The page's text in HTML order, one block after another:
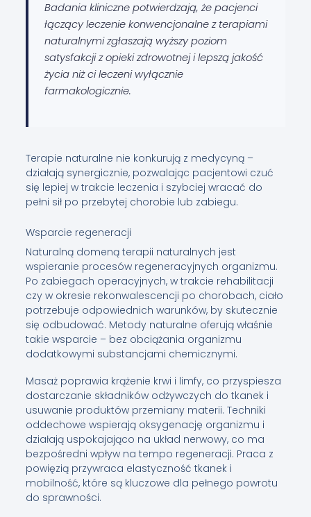
Badania kliniczne potwierdzają, że pacjenci
łączący leczenie konwencjonalne z terapiami
naturalnymi zgłaszają wyższy poziom
satysfakcji z opieki zdrowotnej i lepszą jakość
życia niż ci leczeni wyłącznie
farmakologicznie.
Terapie naturalne nie konkurują z medycyną –
działają synergicznie, pozwalając pacjentowi czuć
się lepiej w trakcie leczenia i szybciej wracać do
pełni sił po przebytej chorobie lub zabiegu.
Wsparcie regeneracji
Naturalną domeną terapii naturalnych jest
wspieranie procesów regeneracyjnych organizmu.
Po zabiegach operacyjnych, w trakcie rehabilitacji
czy w okresie rekonwalescencji po chorobach, ciało
potrzebuje odpowiednich warunków, by skutecznie
się odbudować. Metody naturalne oferują właśnie
takie wsparcie – bez obciążania organizmu
dodatkowymi substancjami chemicznymi.
Masaż poprawia krążenie krwi i limfy, co przyspiesza
dostarczanie składników odżywczych do tkanek i
usuwanie produktów przemiany materii. Techniki
oddechowe wspierają oksygenację organizmu i
działają uspokajająco na układ nerwowy, co ma
bezpośredni wpływ na tempo regeneracji. Praca z
powięzią przywraca elastyczność tkanek i
mobilność, które są kluczowe dla pełnego powrotu
do sprawności.